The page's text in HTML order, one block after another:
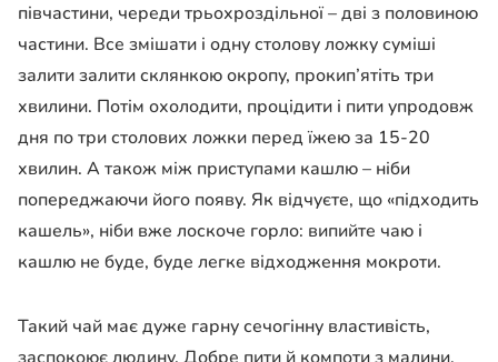
півчастини, череди трьохроздільної – дві з половиною
частини. Все змішати і одну столову ложку суміші
залити залити склянкою окропу, прокип’ятіть три
хвилини. Потім охолодити, процідити і пити упродовж
дня по три столових ложки перед їжею за 15-20
хвилин. А також між приступами кашлю – ніби
попереджаючи його появу. Як відчуєте, що «підходить
кашель», ніби вже лоскоче горло: випийте чаю і
кашлю не буде, буде легке відходження мокроти.
Такий чай має дуже гарну сечогінну властивість,